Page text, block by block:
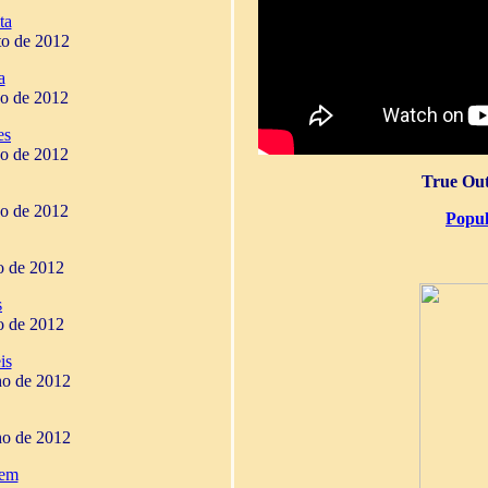
de 2012
de 2012
de 2012
de 2012
de 2012
de 2012
de 2012
de 2012
True